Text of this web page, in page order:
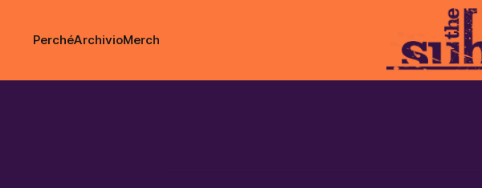
PerchéArchivioMerch